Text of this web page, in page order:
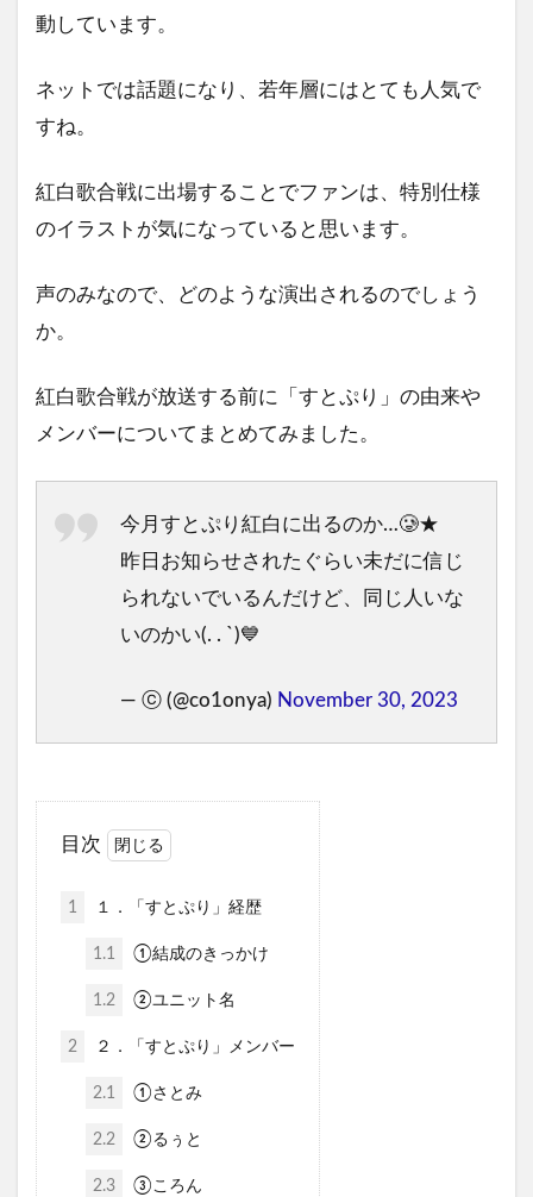
動しています。
ネットでは話題になり、若年層にはとても人気で
すね。
紅白歌合戦に出場することでファンは、特別仕様
のイラストが気になっていると思います。
声のみなので、どのような演出されるのでしょう
か。
紅白歌合戦が放送する前に「すとぷり」の由来や
メンバーについてまとめてみました。
今月すとぷり紅白に出るのか…🥲★
昨日お知らせされたぐらい未だに信じ
られないでいるんだけど、同じ人いな
いのかい(. . `)💙
— ⓒ (@co1onya) November 30, 2023
目次
1 １．「すとぷり」経歴
1.1 ①結成のきっかけ
1.2 ②ユニット名
2 ２．「すとぷり」メンバー
2.1 ①さとみ
2.2 ②るぅと
2.3 ③ころん